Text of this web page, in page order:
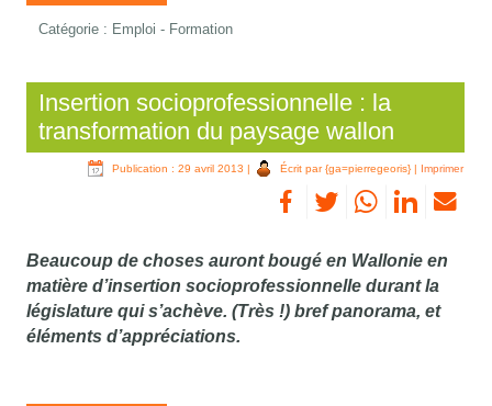
Catégorie : Emploi - Formation
Insertion socioprofessionnelle : la
transformation du paysage wallon
Publication : 29 avril 2013 | Écrit par {ga=pierregeoris} | Imprimer
Beaucoup de choses auront bougé en Wallonie en
matière d’insertion socioprofessionnelle durant la
législature qui s’achève. (Très !) bref panorama, et
éléments d’appréciations.